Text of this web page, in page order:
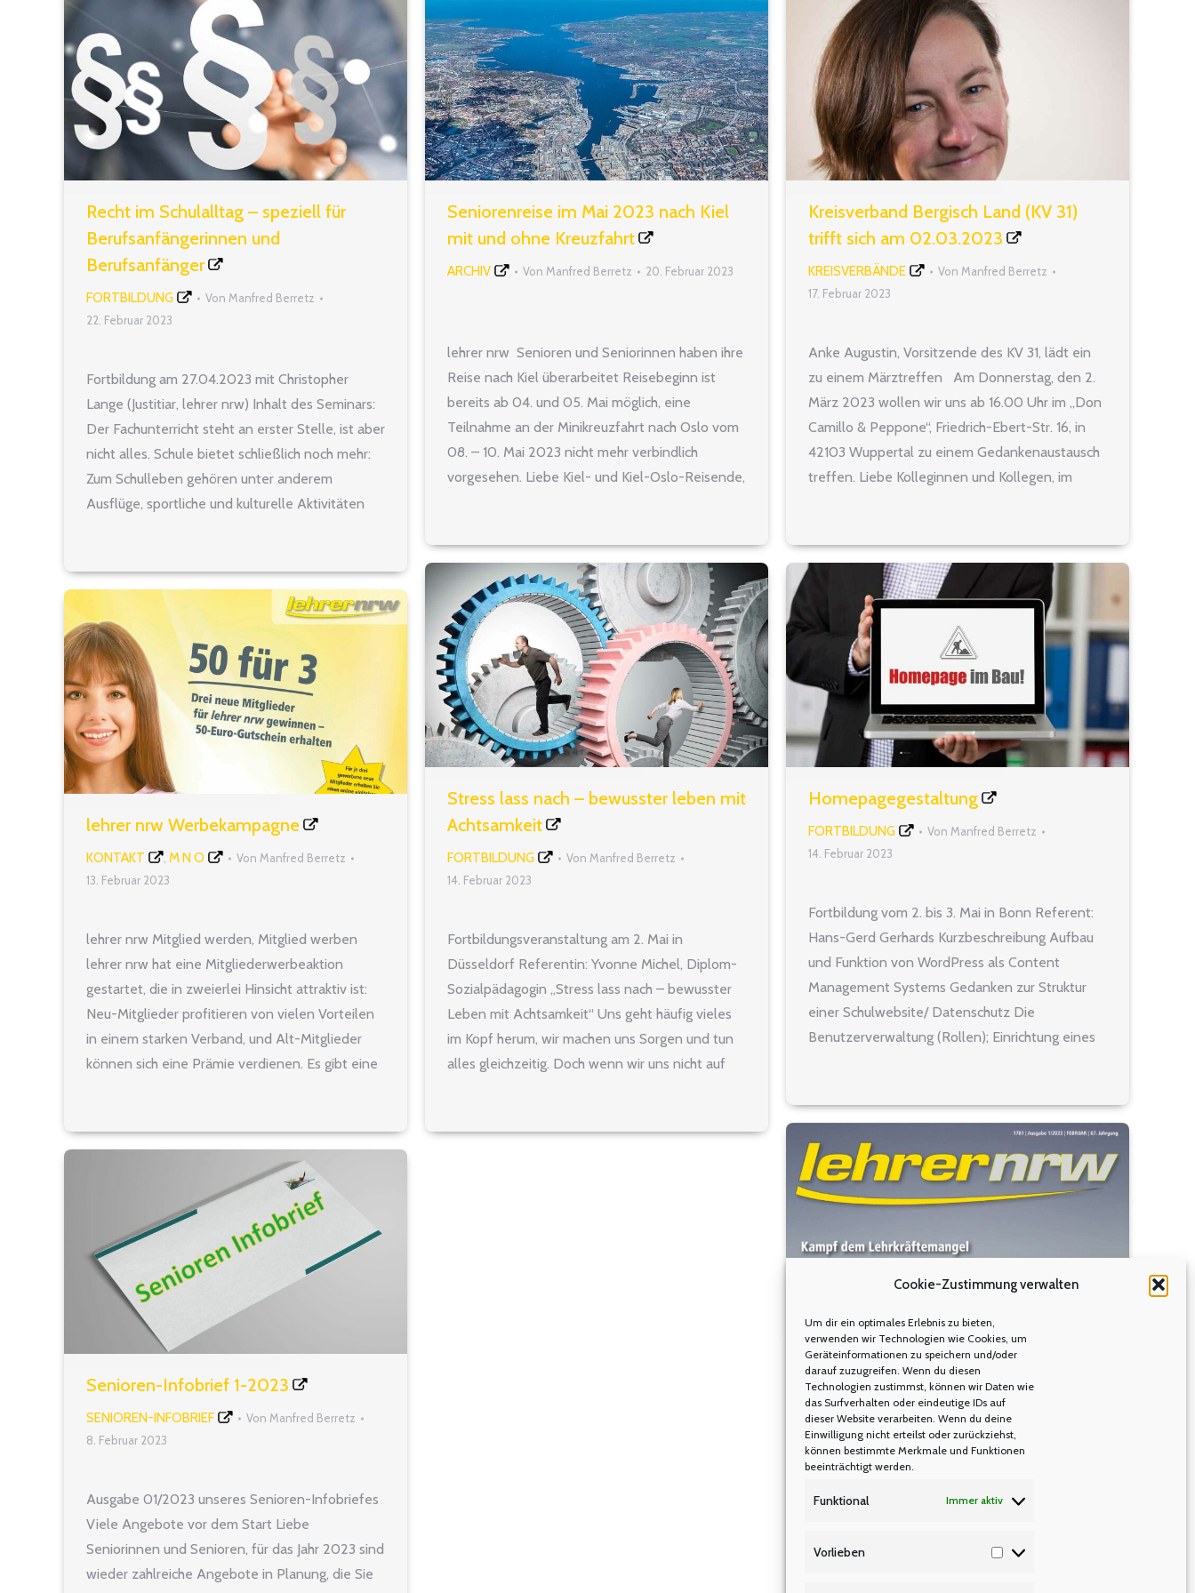
Cookie-Zustimmung verwalten
Um dir ein optimales Erlebnis zu bieten,
verwenden wir Technologien wie Cookies, um
Geräteinformationen zu speichern und/oder
darauf zuzugreifen. Wenn du diesen
Technologien zustimmst, können wir Daten wie
das Surfverhalten oder eindeutige IDs auf
dieser Website verarbeiten. Wenn du deine
Einwilligung nicht erteilst oder zurückziehst,
können bestimmte Merkmale und Funktionen
beeinträchtigt werden.
Funktional Immer aktiv
Vorlieben
Recht im Schulalltag – speziell für
Berufsanfängerinnen und
Berufsanfänger
FORTBILDUNG Von Manfred Berretz
22. Februar 2023
Fortbildung am 27.04.2023 mit Christopher
Lange (Justitiar, lehrer nrw) Inhalt des Seminars:
Der Fachunterricht steht an erster Stelle, ist aber
nicht alles. Schule bietet schließlich noch mehr:
Zum Schulleben gehören unter anderem
Ausflüge, sportliche und kulturelle Aktivitäten
Schülerinnen und Schülern sowie…
Seniorenreise im Mai 2023 nach Kiel
mit und ohne Kreuzfahrt
ARCHIV Von Manfred Berretz 20. Februar 2023
lehrer nrw Senioren und Seniorinnen haben ihre
Reise nach Kiel überarbeitet Reisebeginn ist
bereits ab 04. und 05. Mai möglich, eine
Teilnahme an der Minikreuzfahrt nach Oslo vom
08. – 10. Mai 2023 nicht mehr verbindlich
vorgesehen. Liebe Kiel- und Kiel-Oslo-Reisende,
kann,…
Kreisverband Bergisch Land (KV 31)
trifft sich am 02.03.2023
KREISVERBÄNDE Von Manfred Berretz
17. Februar 2023
Anke Augustin, Vorsitzende des KV 31, lädt ein
zu einem Märztreffen Am Donnerstag, den 2.
März 2023 wollen wir uns ab 16.00 Uhr im „Don
Camillo & Peppone“, Friedrich-Ebert-Str. 16, in
42103 Wuppertal zu einem Gedankenaustausch
treffen. Liebe Kolleginnen und Kollegen, im
Stress lass nach – bewusster leben mit
Achtsamkeit
FORTBILDUNG Von Manfred Berretz
14. Februar 2023
Fortbildungsveranstaltung am 2. Mai in
Düsseldorf Referentin: Yvonne Michel, Diplom-
Sozialpädagogin „Stress lass nach – bewusster
Leben mit Achtsamkeit“ Uns geht häufig vieles
im Kopf herum, wir machen uns Sorgen und tun
alles gleichzeitig. Doch wenn wir uns nicht auf
helfen…
Homepagegestaltung
FORTBILDUNG Von Manfred Berretz
14. Februar 2023
Fortbildung vom 2. bis 3. Mai in Bonn Referent:
Hans-Gerd Gerhards Kurzbeschreibung Aufbau
und Funktion von WordPress als Content
Management Systems Gedanken zur Struktur
einer Schulwebsite/ Datenschutz Die
Benutzerverwaltung (Rollen); Einrichtung eines
Tools; Empfehlungen als Grundausstattung für
eine Website Die Fortbildungsveranstaltung
findet statt von Dienstag,…
lehrer nrw Werbekampagne
KONTAKT M N O Von Manfred Berretz
13. Februar 2023
lehrer nrw Mitglied werden, Mitglied werben
lehrer nrw hat eine Mitgliederwerbeaktion
gestartet, die in zweierlei Hinsicht attraktiv ist:
Neu-Mitglieder profitieren von vielen Vorteilen
in einem starken Verband, und Alt-Mitglieder
können sich eine Prämie verdienen. Es gibt eine
vielfältiges Fortbildungsprogramm, umfangreiche
Verbandszeitschrift 1-2023
ZEITSCHRIFT LEHRERNRW
Von Manfred Berretz 13. Februar 2023
lehrer nrw Verbandszeitschrift Nr. 1-2023 ist
soeben erschienen. UNTER DER LUPE Sven
Wanders: Die Gewaltspirale stoppen! 6 JUNGE
Senioren-Infobrief 1-2023
SENIOREN-INFOBRIEF Von Manfred Berretz
8. Februar 2023
Ausgabe 01/2023 unseres Senioren-Infobriefes
Viele Angebote vor dem Start Liebe
Seniorinnen und Senioren, für das Jahr 2023 sind
wieder zahlreiche Angebote in Planung, die Sie